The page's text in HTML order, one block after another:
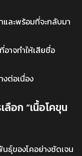
ละพร้อมที่จะกลับมา
าจทำให้เสียชื่อ
งต่อเนื่อง
อก “เนื้อโคขุน
ธุ์ของโคอย่างชัดเจน